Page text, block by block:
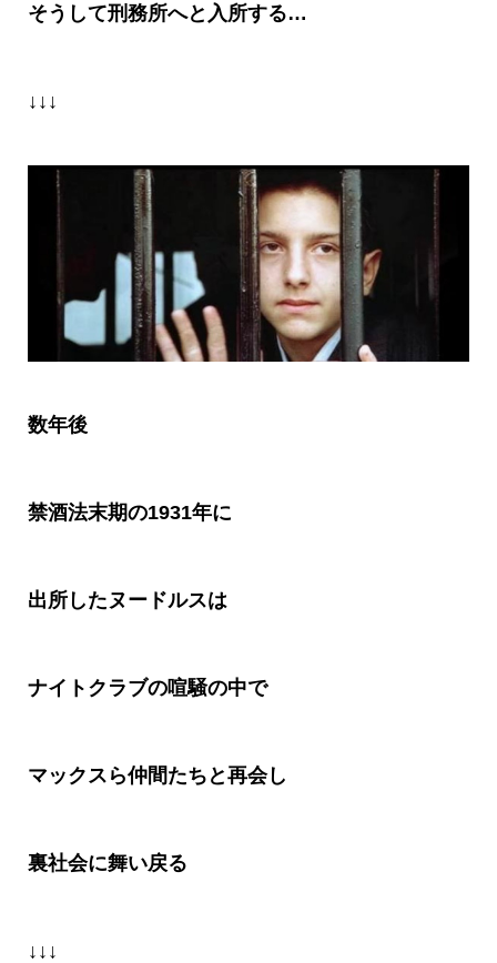
そうして刑務所へと入所する…
↓↓↓
数年後
禁酒法末期の1931年に
出所したヌードルスは
ナイトクラブの喧騒の中で
マックスら仲間たちと再会し
裏社会に舞い戻る
↓↓↓